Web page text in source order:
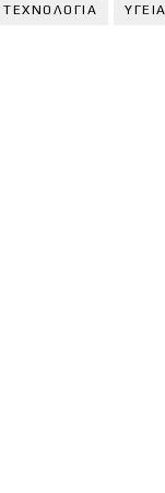
ΤΕΧΝΟΛΟΓΙΑ ΥΓΕΙΑ